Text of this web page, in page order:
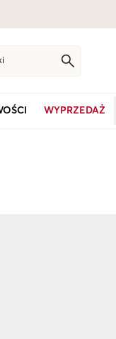
WYPRZEDAŻ